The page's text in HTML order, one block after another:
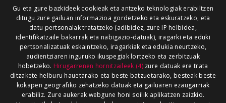
Gu eta gure bazkideek cookieak eta antzeko teknologiak erabiltzen
ditugu zure gailuan informazioa gordetzeko eta eskuratzeko, eta
datu pertsonalak tratatzeko (adibidez, zure IP helbidea,
identifikatzaile bakarrak eta nabigazio-datuak), iragarki eta eduki
pertsonalizatuak eskaintzeko, iragarkiak eta edukia neurtzeko,
audientziaren inguruko ikuspegiak lortzeko eta zerbitzuak
hobetzeko. Hirugarrenen hornitzaileek (4)zure datuak ere trata
ditzakete helburu hauetarako eta beste batzuetarako, besteak beste
kokapen geografiko zehatzeko datuak eta gailuaren ezaugarriak
erabiliz. Zure aukerak webgune honi soilik aplikatzen zaizkio.